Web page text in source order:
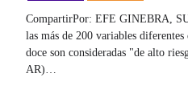
CompartirPor: EFE GINEBRA,
las más de 200 variables diferentes
doce son consideradas "de alto
AR)…